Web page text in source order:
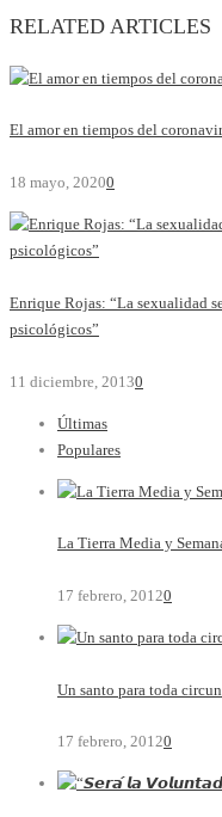
RELATED ARTICLES
El amor en tiempos del
18 mayo, 20200
Enrique Rojas: “La sexualidad
psicológicos”
11 diciembre, 20130
Últimas
Populares
La Tierra Media y
17 febrero, 20120
Un santo para toda
17 febrero, 20120